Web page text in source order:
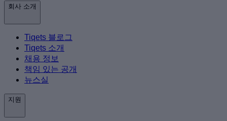
회사 소개
Tiqets 블로그
Tiqets 소개
채용 정보
책임 있는 공개
뉴스실
지원